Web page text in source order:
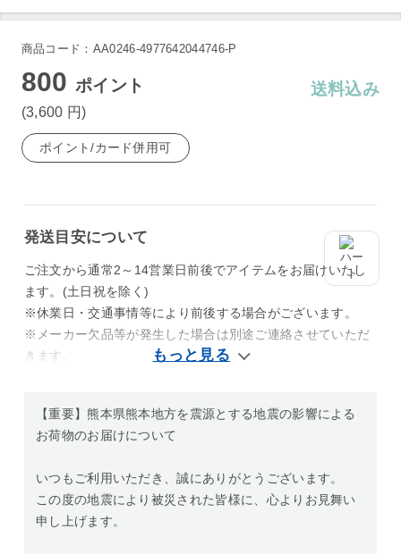
商品コード：AA0246-4977642044746-P
800ポイント
(3,600 円)
送料込み
ポイント/カード併用可
発送目安について
ご注文から通常2～14営業日前後でアイテムをお届けいたし
ます。(土日祝を除く)
※休業日・交通事情等により前後する場合がございます。
※メーカー欠品等が発生した場合は別途ご連絡させていただ
きます。
【重要】熊本県熊本地方を震源とする地震の影響による
お荷物のお届けについて
いつもご利用いただき、誠にありがとうございます。
この度の地震により被災された皆様に、心よりお見舞い
申し上げます。